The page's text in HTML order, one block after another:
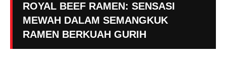
ROYAL BEEF RAMEN: SENSASI
MEWAH DALAM SEMANGKUK
RAMEN BERKUAH GURIH